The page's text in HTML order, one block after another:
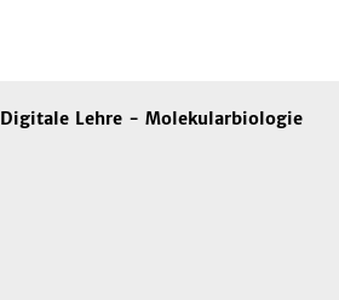
Digitale Lehre - Molekularbiologie